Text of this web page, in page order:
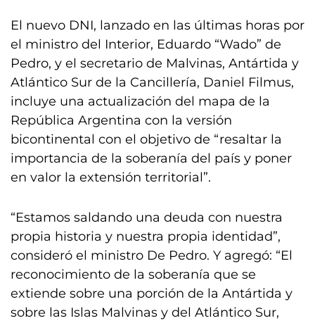
El nuevo DNI, lanzado en las últimas horas por
el ministro del Interior, Eduardo “Wado” de
Pedro, y el secretario de Malvinas, Antártida y
Atlántico Sur de la Cancillería, Daniel Filmus,
incluye una actualización del mapa de la
República Argentina con la versión
bicontinental con el objetivo de “resaltar la
importancia de la soberanía del país y poner
en valor la extensión territorial”.
“Estamos saldando una deuda con nuestra
propia historia y nuestra propia identidad”,
consideró el ministro De Pedro. Y agregó: “El
reconocimiento de la soberanía que se
extiende sobre una porción de la Antártida y
sobre las Islas Malvinas y del Atlántico Sur,